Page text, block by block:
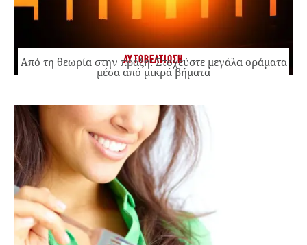
ΑΥΤΟΒΕΛΤΙΩΣΗ
Από τη θεωρία στην πράξη: Στοχεύστε μεγάλα οράματα
μέσα από μικρά βήματα